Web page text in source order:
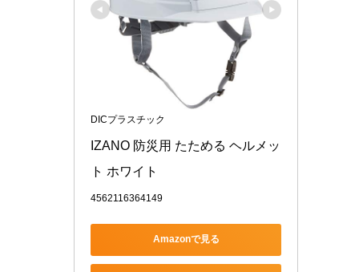
DICプラスチック
IZANO 防災用 たためる ヘルメッ
ト ホワイト
4562116364149
Amazonで見る